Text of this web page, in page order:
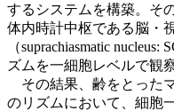
するシステムを構築。そ
体内時計中枢である脳・
（suprachiasmatic
ズムを一細胞レベルで観
その結果、齢をとった
のリズムにおいて、細胞